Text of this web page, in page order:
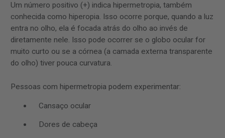
Um número positivo (+) indica hipermetropia, também
conhecida como hiperopia. Isso ocorre porque, quando a luz
entra no olho, ela é focada atrás do olho ao invés de
diretamente nele. Isso pode ocorrer se o globo ocular for
muito curto ou se a córnea (a camada externa transparente
do olho) tiver pouca curvatura.
Pessoas com hipermetropia podem experimentar:
Cansaço ocular
Dores de cabeça